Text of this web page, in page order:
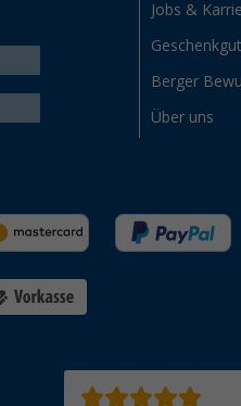
Jobs &
Berger
Über uns